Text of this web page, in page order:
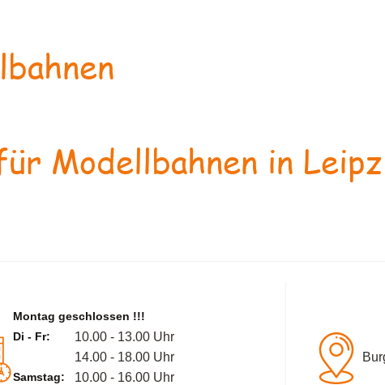
Modellbahnen in
Montag geschlossen !!!
Di - Fr:
10.00 - 13.00 Uhr
14.00 - 18.00 Uhr
Samstag: 10.00 - 16.00 Uhr